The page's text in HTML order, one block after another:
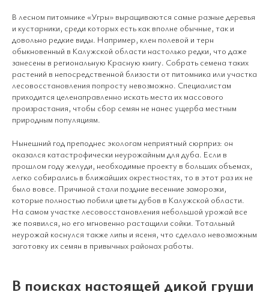
В лесном питомнике «Угры» выращиваются самые разные деревья
и кустарники, среди которых есть как вполне обычные, так и
довольно редкие виды. Например, клен полевой и терн
обыкновенный в Калужской области настолько редки, что даже
занесены в региональную Красную книгу. Собрать семена таких
растений в непосредственной близости от питомника или участка
лесовосстановления попросту невозможно. Специалистам
приходится целенаправленно искать места их массового
произрастания, чтобы сбор семян не нанес ущерба местным
природным популяциям.
Нынешний год преподнес экологам неприятный сюрприз: он
оказался катастрофически неурожайным для дуба. Если в
прошлом году желуди, необходимые проекту в больших объемах,
легко собирались в ближайших окрестностях, то в этот раз их не
было вовсе. Причиной стали поздние весенние заморозки,
которые полностью побили цветы дубов в Калужской области.
На самом участке лесовосстановления небольшой урожай все
же появился, но его мгновенно растащили сойки. Тотальный
неурожай коснулся также липы и ясеня, что сделало невозможным
заготовку их семян в привычных районах работы.
В поисках настоящей дикой груши